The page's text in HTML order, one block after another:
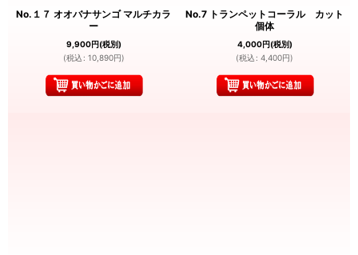
No.１７ オオバナサンゴ マルチカラ
ー
9,900円(税別)
(税込 : 10,890円)
No.7 トランペットコーラル カット
個体
4,000円(税別)
(税込 : 4,400円)